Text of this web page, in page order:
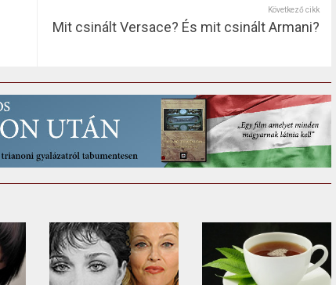
Következő cikk
Mit csinált Versace? És mit csinált Armani?